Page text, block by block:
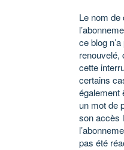
Le nom de
ce blog
renouvelé,
cette
certains
également
un mot de
son accès
pas été